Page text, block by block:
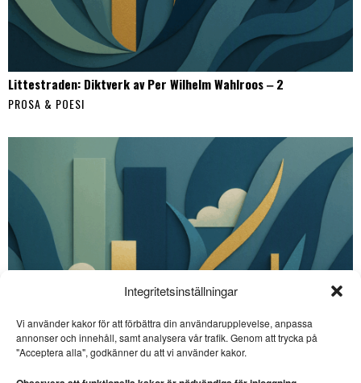
Integritetsinställningar
Vi använder kakor för att förbättra din användarupplevelse, anpassa
annonser och innehåll, samt analysera vår trafik. Genom att trycka på
"Acceptera alla", godkänner du att vi använder kakor.
Littestraden: Diktverk av Per Wilhelm Wahlroos ‒ 2
PROSA & POESI
SE ÄVEN